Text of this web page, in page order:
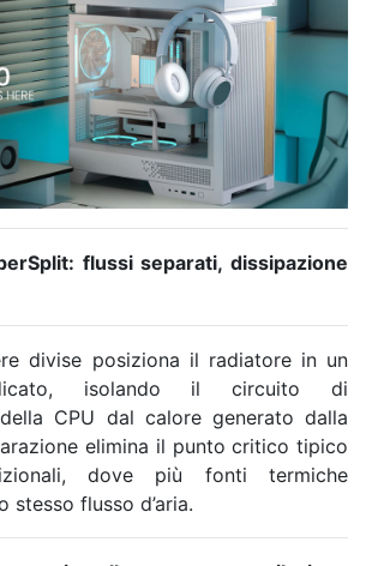
flussi separati, dissipazione
divise posiziona il radiatore in un
isolando il circuito di
CPU dal calore generato dalla
elimina il punto critico tipico
dove più fonti termiche
stesso flusso d’aria.